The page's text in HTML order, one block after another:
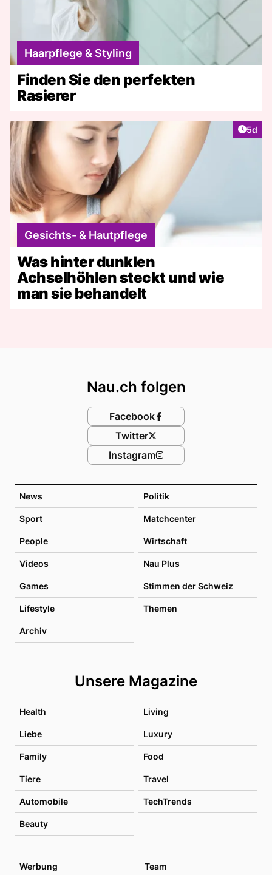
Haarpflege & Styling
Finden Sie den perfekten
Rasierer
5d
Gesichts- & Hautpflege
Was hinter dunklen
Achselhöhlen steckt und wie
man sie behandelt
News Politik
Sport Matchcenter
People Wirtschaft
Videos Nau Plus
Games Stimmen der Schweiz
Lifestyle Themen
Archiv
Unsere Magazine
Health Living
Liebe Luxury
Family Food
Tiere Travel
Automobile TechTrends
Beauty
Nau.ch folgen
Facebook
Twitter
Instagram
Werbung Team